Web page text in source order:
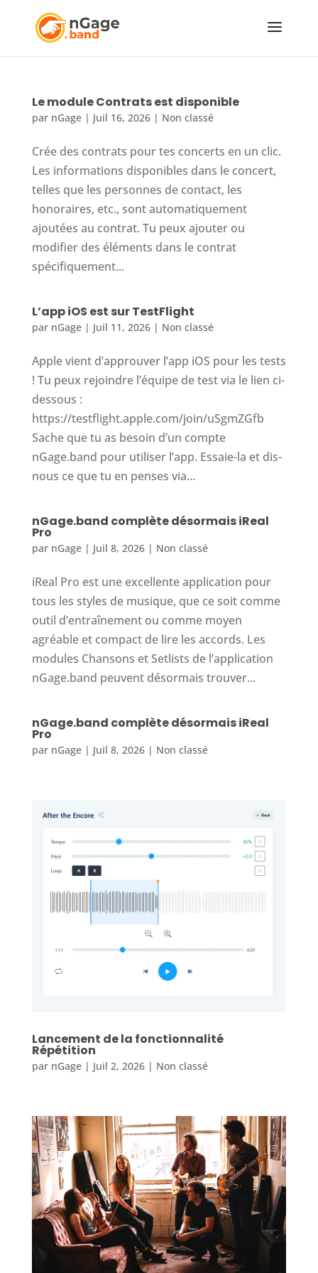
Le module Contrats est disponible
par nGage| Juil 16, 2026| Non classé
Crée des contrats pour tes concerts en un clic.
Les informations disponibles dans le concert,
telles que les personnes de contact, les
honoraires, etc., sont automatiquement
ajoutées au contrat. Tu peux ajouter ou
modifier des éléments dans le contrat
spécifiquement...
L’app iOS est sur TestFlight
par nGage| Juil 11, 2026| Non classé
Apple vient d’approuver l’app iOS pour les tests
! Tu peux rejoindre l’équipe de test via le lien ci-
dessous :
https://testflight.apple.com/join/uSgmZGfb
Sache que tu as besoin d’un compte
nGage.band pour utiliser l’app. Essaie-la et dis-
nous ce que tu en penses via...
nGage.band complète désormais iReal
Pro
par nGage| Juil 8, 2026| Non classé
iReal Pro est une excellente application pour
tous les styles de musique, que ce soit comme
outil d’entraînement ou comme moyen
agréable et compact de lire les accords. Les
modules Chansons et Setlists de l’application
nGage.band peuvent désormais trouver...
nGage.band complète désormais iReal
Pro
par nGage| Juil 8, 2026| Non classé
Lancement de la fonctionnalité
Répétition
par nGage| Juil 2, 2026| Non classé